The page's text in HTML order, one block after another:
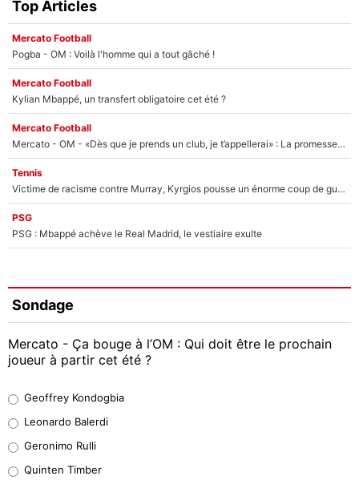
Top Articles
Mercato Football
Pogba - OM : Voilà l'homme qui a tout gâché !
Mercato Football
Kylian Mbappé, un transfert obligatoire cet été ?
Mercato Football
Mercato - OM - «Dès que je prends un club, je t’appellerai» : La promesse de Marcelino au moment de claquer la porte
Tennis
Victime de racisme contre Murray, Kyrgios pousse un énorme coup de gueule !
PSG
PSG : Mbappé achève le Real Madrid, le vestiaire exulte
Sondage
Mercato - Ça bouge à l’OM : Qui doit être le prochain
joueur à partir cet été ?
38%
32%
Geoffrey Kondogbia
Leonardo Balerdi
Geronimo Rulli
Quinten Timber